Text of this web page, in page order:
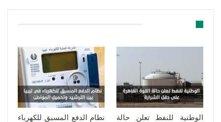
الوطنية للنفط تعلن حالة
نظام الدفع المسبق للكهرباء